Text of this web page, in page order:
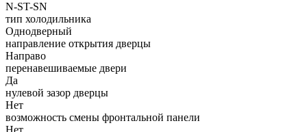
N-ST-SN
тип холодильника
Однодверный
направление открытия дверцы
Направо
перенавешиваемые двери
Да
нулевой зазор дверцы
Нет
возможность смены фронтальной панели